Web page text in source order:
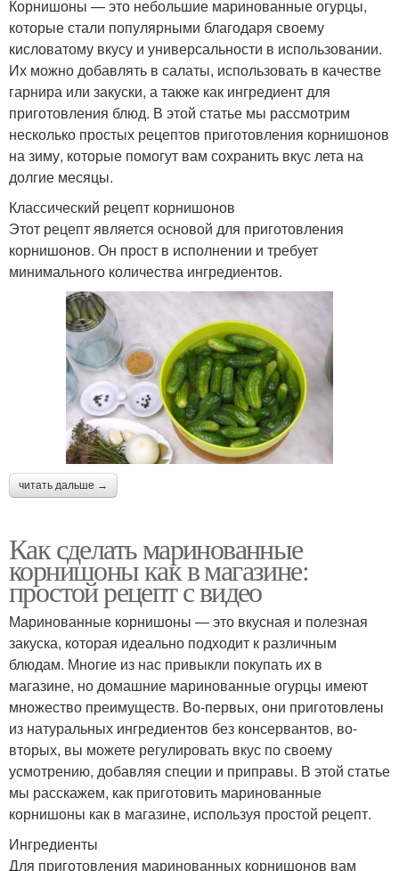
Корнишоны — это небольшие маринованные огурцы,
которые стали популярными благодаря своему
кисловатому вкусу и универсальности в использовании.
Их можно добавлять в салаты, использовать в качестве
гарнира или закуски, а также как ингредиент для
приготовления блюд. В этой статье мы рассмотрим
несколько простых рецептов приготовления корнишонов
на зиму, которые помогут вам сохранить вкус лета на
долгие месяцы.
Классический рецепт корнишонов
Этот рецепт является основой для приготовления
корнишонов. Он прост в исполнении и требует
минимального количества ингредиентов.
читать дальше →
Как сделать маринованные
корнишоны как в магазине:
простой рецепт с видео
Маринованные корнишоны — это вкусная и полезная
закуска, которая идеально подходит к различным
блюдам. Многие из нас привыкли покупать их в
магазине, но домашние маринованные огурцы имеют
множество преимуществ. Во-первых, они приготовлены
из натуральных ингредиентов без консервантов, во-
вторых, вы можете регулировать вкус по своему
усмотрению, добавляя специи и приправы. В этой статье
мы расскажем, как приготовить маринованные
корнишоны как в магазине, используя простой рецепт.
Ингредиенты
Для приготовления маринованных корнишонов вам